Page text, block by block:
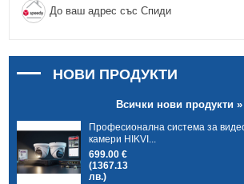
До ваш адрес със Спиди
НОВИ ПРОДУКТИ
Всички нови продукти »
Професионална система за
камери HIKVI...
699.00 €
(1367.13
лв.)